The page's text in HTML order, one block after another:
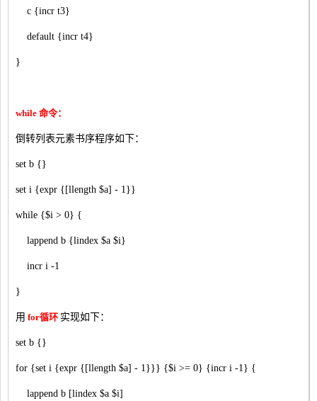
c {incr t3}
default {incr t4}
}
while 命令：
倒转列表元素书序程序如下：
set b {}
set i {expr {[llength $a] - 1}}
while {$i > 0} {
lappend b {lindex $a $i}
incr i -1
}
用 for循环 实现如下：
set b {}
for {set i {expr {[llength $a] - 1}}} {$i >= 0} {incr i -1} {
lappend b [lindex $a $i]